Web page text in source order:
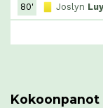
80' Joslyn
Kokoonpanot